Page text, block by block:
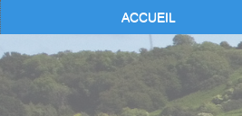
ACCUEIL